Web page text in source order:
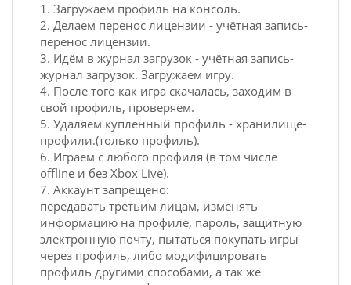
1. Загружаем профиль на консоль.
2. Делаем перенос лицензии - учётная запись-
перенос лицензии.
3. Идём в журнал загрузок - учётная запись-
журнал загрузок. Загружаем игру.
4. После того как игра скачалась, заходим в
свой профиль, проверяем.
5. Удаляем купленный профиль - хранилище-
профили.(только профиль).
6. Играем с любого профиля (в том числе
offline и без Xbox Live).
7. Аккаунт запрещено:
передавать третьим лицам, изменять
информацию на профиле, пароль, защитную
электронную почту, пытаться покупать игры
через профиль, либо модифицировать
профиль другими способами, а так же